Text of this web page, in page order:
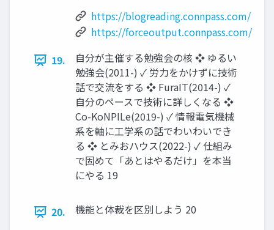
https://blogreading.connpass.com/
https://forceoutput.connpass.com/
19.
自分が主催する勉強会の核 ❖ ゆるい
勉強会(2011-) ✓ 労力をかけずに技術
話で交流をする ❖ FuraIT(2014-) ✓
自分のペースで技術に詳しくなる ❖
Co-KoNPILe(2019-) ✓ 情報電気機械
系を軸に工学系の話でわいわいでき
る ❖ とみおハウス(2022-) ✓ 仕組み
で固めて「あとはやるだけ」を本当
にやる 19
20. 機能と体裁を区別しよう 20